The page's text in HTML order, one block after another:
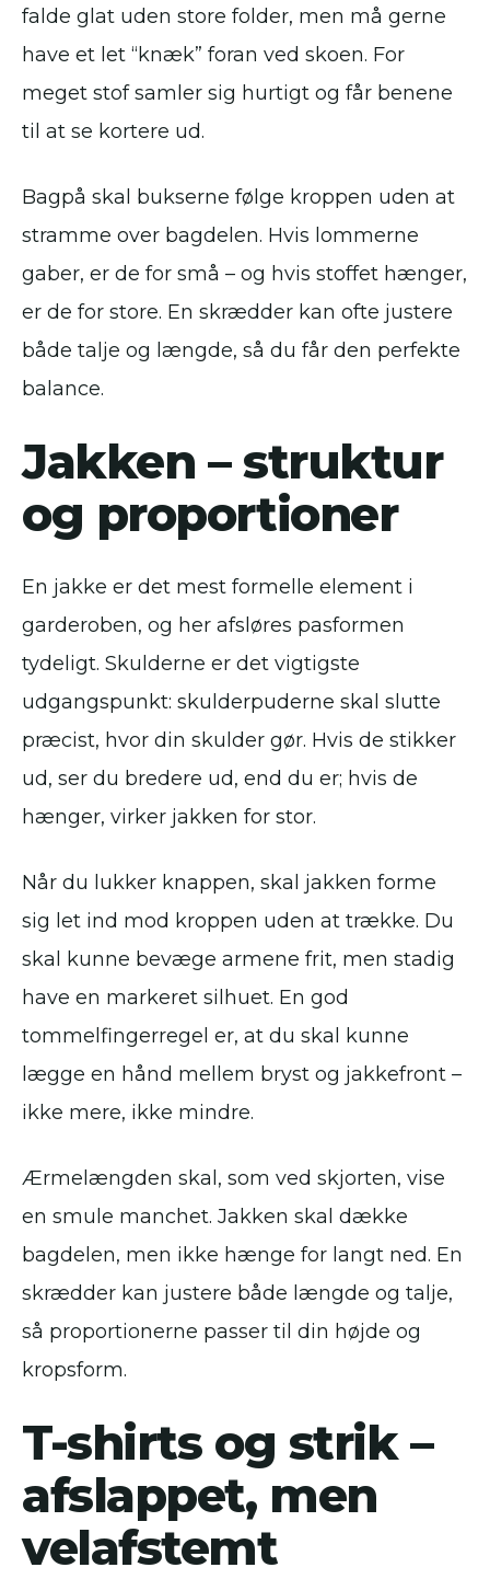
falde glat uden store folder, men må gerne
have et let “knæk” foran ved skoen. For
meget stof samler sig hurtigt og får benene
til at se kortere ud.
Bagpå skal bukserne følge kroppen uden at
stramme over bagdelen. Hvis lommerne
gaber, er de for små – og hvis stoffet hænger,
er de for store. En skrædder kan ofte justere
både talje og længde, så du får den perfekte
balance.
Jakken – struktur
og proportioner
En jakke er det mest formelle element i
garderoben, og her afsløres pasformen
tydeligt. Skulderne er det vigtigste
udgangspunkt: skulderpuderne skal slutte
præcist, hvor din skulder gør. Hvis de stikker
ud, ser du bredere ud, end du er; hvis de
hænger, virker jakken for stor.
Når du lukker knappen, skal jakken forme
sig let ind mod kroppen uden at trække. Du
skal kunne bevæge armene frit, men stadig
have en markeret silhuet. En god
tommelfingerregel er, at du skal kunne
lægge en hånd mellem bryst og jakkefront –
ikke mere, ikke mindre.
Ærmelængden skal, som ved skjorten, vise
en smule manchet. Jakken skal dække
bagdelen, men ikke hænge for langt ned. En
skrædder kan justere både længde og talje,
så proportionerne passer til din højde og
kropsform.
T-shirts og strik –
afslappet, men
velafstemt